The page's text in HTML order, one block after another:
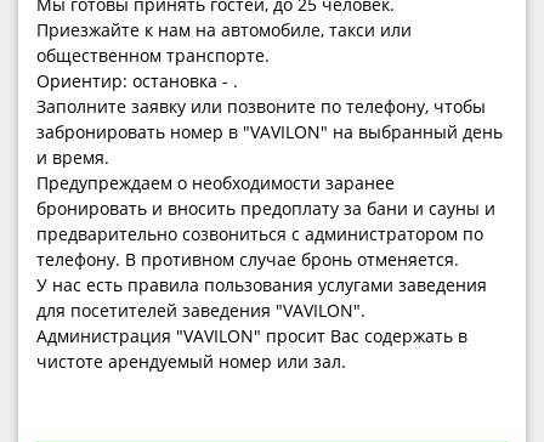
Приезжайте к нам на автомобиле, такси или
общественном транспорте.
Ориентир: остановка - .
Заполните заявку или позвоните по телефону, чтобы
забронировать номер в "VAVILON" на выбранный день
и время.
Предупреждаем о необходимости заранее
бронировать и вносить предоплату за бани и сауны и
предварительно созвониться с администратором по
телефону. В противном случае бронь отменяется.
У нас есть правила пользования услугами заведения
для посетителей заведения "VAVILON".
Администрация "VAVILON" просит Вас содержать в
чистоте арендуемый номер или зал.